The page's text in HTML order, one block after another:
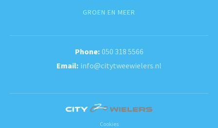
GROEN EN MEER
050 318 5566
info@citytweewielers.nl
Cookies